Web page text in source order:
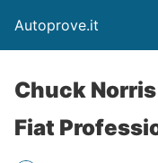
Autoprove.it
Chuck
Fiat